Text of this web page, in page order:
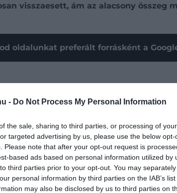
- Do Not Process My Personal Information
the sale, sharing to third parties, or processing of
targeted advertising by us, please use the below
Please note that after your opt-out request is
based ads based on personal information utilized by
third parties prior to your opt-out. You may
personal information by third parties on the IAB’s
may also be disclosed by us to third parties on
visszaesett, ám az alacsony
oldalunkat preferált forrásként a